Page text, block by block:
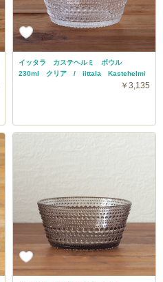
イッタラ カステヘルミ ボウル
230ml クリア / iittala Kastehelmi
￥3,135